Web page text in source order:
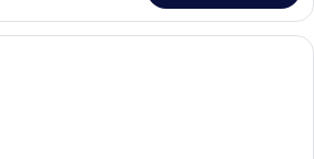
ห้องจูเนียร์สวีท | เครื่องนอนระดับพรี